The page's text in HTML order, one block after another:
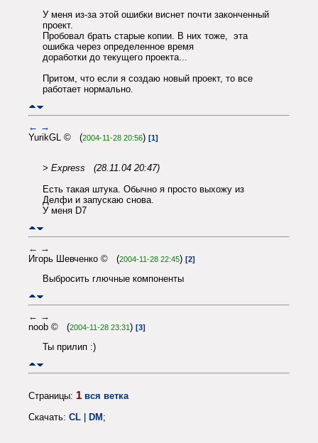
У меня из-за этой ошибки виснет почти законченный
проект.
Пробовал брать старые копии. В них тоже, эта
ошибка через определенное время
доработки до текущего проекта...
Притом, что если я создаю новый проект, то все
работает нормально.
← →
YurikGL © (2004-11-28 20:56) [1]
> Express (28.11.04 20:47)
Есть такая штука. Обычно я просто выхожу из
Делфи и запускаю снова.
У меня D7
← →
Игорь Шевченко © (2004-11-28 22:45) [2]
Выбросить глючные компоненты
← →
noob © (2004-11-28 23:31) [3]
Ты прилип :)
Страницы: 1 вся ветка
Скачать: CL | DM;